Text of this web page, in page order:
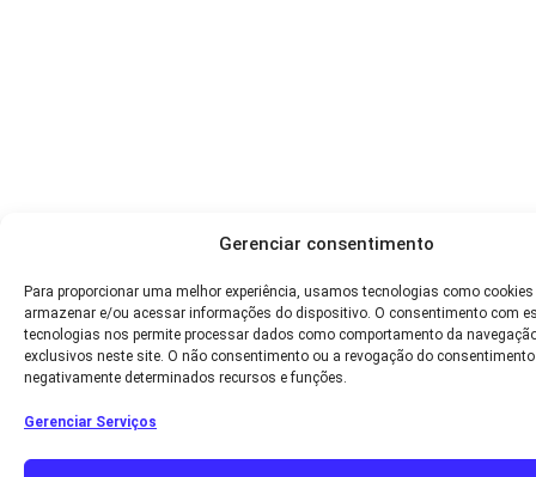
Gerenciar consentimento
Para proporcionar uma melhor experiência, usamos tecnologias como cookies
armazenar e/ou acessar informações do dispositivo. O consentimento com
tecnologias nos permite processar dados como comportamento da
exclusivos neste site. O não consentimento ou a revogação do
negativamente determinados recursos e funções.
Gerenciar Serviços